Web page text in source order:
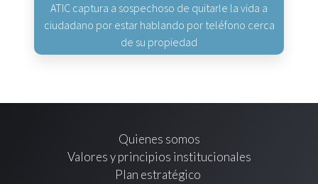
ATIC captura a sospechoso de quitarle la vida a
ciudadano por estar hablando por teléfono cerca
de su propiedad
Quienes somos
Valores y principios institucionales
Plan estratégico